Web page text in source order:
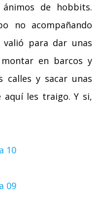
ánimos de hobbits.
no acompañando
para dar unas
en barcos y
calles y sacar unas
aquí les traigo. Y si,